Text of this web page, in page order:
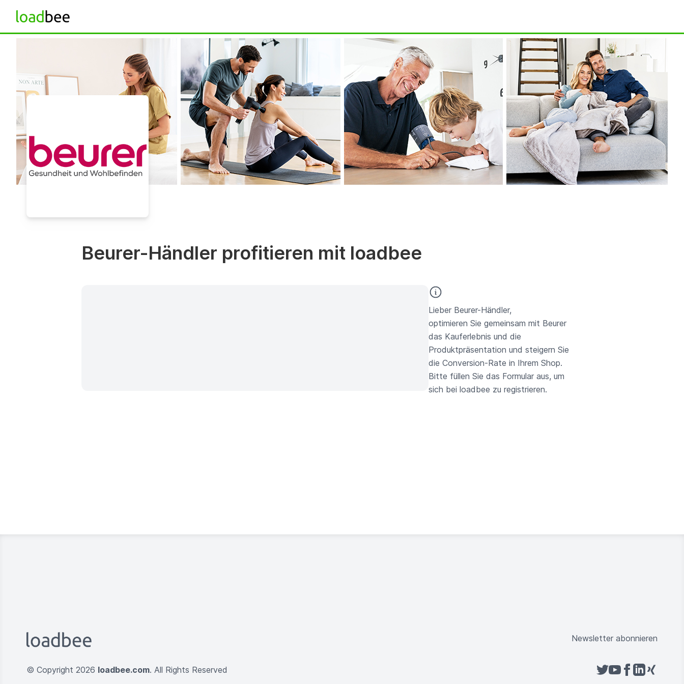
Beurer-Händler profitieren mit loadbee
Lieber Beurer-Händler,
optimieren Sie gemeinsam mit Beurer
das Kauferlebnis und die
Produktpräsentation und steigern Sie
die Conversion-Rate in Ihrem Shop.
Bitte füllen Sie das Formular aus, um
sich bei loadbee zu registrieren.
Newsletter abonnieren
© Copyright 2026 loadbee.com. All Rights Reserved